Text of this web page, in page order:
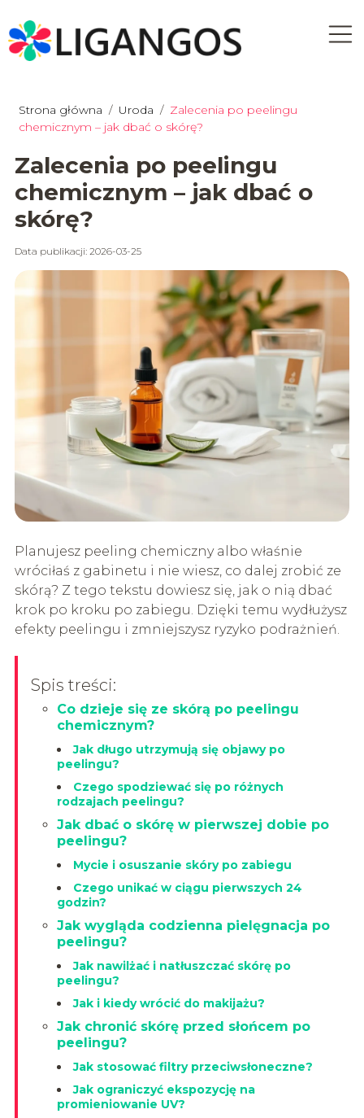
Strona główna / Uroda / Zalecenia po peelingu
chemicznym – jak dbać o skórę?
Zalecenia po peelingu
chemicznym – jak dbać o
skórę?
Data publikacji: 2026-03-25
Planujesz peeling chemiczny albo właśnie
wróciłaś z gabinetu i nie wiesz, co dalej zrobić ze
skórą? Z tego tekstu dowiesz się, jak o nią dbać
krok po kroku po zabiegu. Dzięki temu wydłużysz
efekty peelingu i zmniejszysz ryzyko podrażnień.
Spis treści:
Co dzieje się ze skórą po peelingu
chemicznym?
Jak długo utrzymują się objawy po
peelingu?
Czego spodziewać się po różnych
rodzajach peelingu?
Jak dbać o skórę w pierwszej dobie po
peelingu?
Mycie i osuszanie skóry po zabiegu
Czego unikać w ciągu pierwszych 24
godzin?
Jak wygląda codzienna pielęgnacja po
peelingu?
Jak nawilżać i natłuszczać skórę po
peelingu?
Jak i kiedy wrócić do makijażu?
Jak chronić skórę przed słońcem po
peelingu?
Jak stosować filtry przeciwsłoneczne?
Jak ograniczyć ekspozycję na
promieniowanie UV?